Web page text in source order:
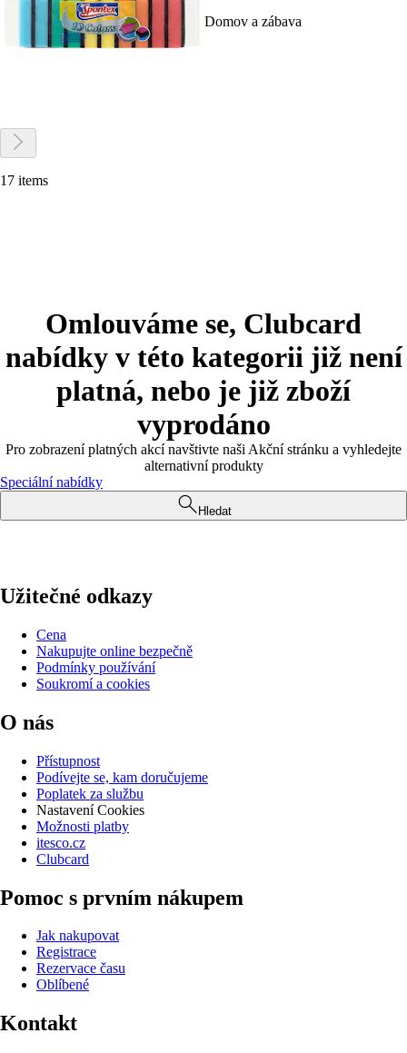
Domov a zábava
17 items
Omlouváme se, Clubcard
nabídky v této kategorii již není
platná, nebo je již zboží
vyprodáno
Pro zobrazení platných akcí navštivte naši Akční stránku a vyhledejte
alternativní produkty
Speciální nabídky
Hledat
Užitečné odkazy
Cena
Nakupujte online bezpečně
Podmínky používání
Soukromí a cookies
O nás
Přístupnost
Podívejte se, kam doručujeme
Poplatek za službu
Nastavení Cookies
Možnosti platby
itesco.cz
Clubcard
Pomoc s prvním nákupem
Jak nakupovat
Registrace
Rezervace času
Oblíbené
Kontakt